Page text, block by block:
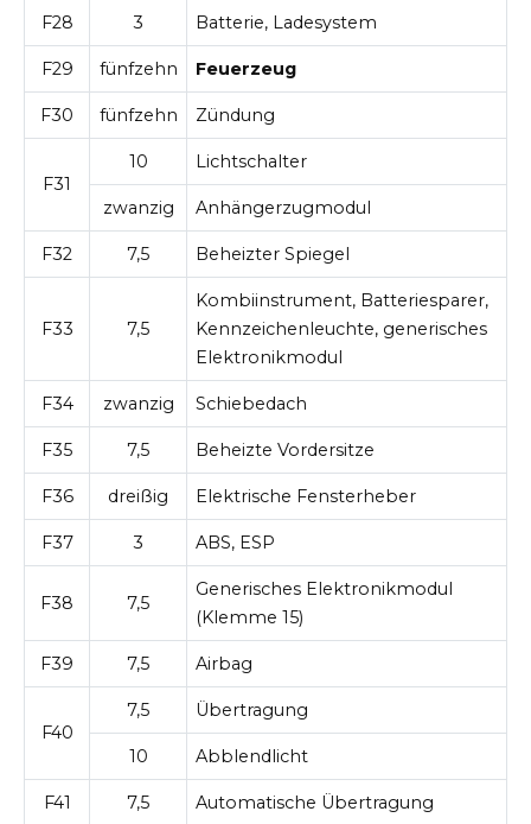
F28 3 Batterie, Ladesystem
F29 fünfzehn Feuerzeug
F30 fünfzehn Zündung
F31
10 Lichtschalter
zwanzig Anhängerzugmodul
F32 7,5 Beheizter Spiegel
F33 7,5
Kombiinstrument, Batteriesparer,
Kennzeichenleuchte, generisches
Elektronikmodul
F34 zwanzig Schiebedach
F35 7,5 Beheizte Vordersitze
F36 dreißig Elektrische Fensterheber
F37 3 ABS, ESP
F38 7,5
Generisches Elektronikmodul
(Klemme 15)
F39 7,5 Airbag
F40
7,5 Übertragung
10 Abblendlicht
F41 7,5 Automatische Übertragung